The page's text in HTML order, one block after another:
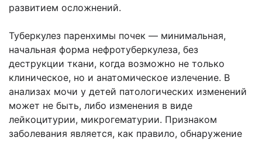
развитием осложнений.
Туберкулез паренхимы почек — минимальная,
начальная форма нефротуберкулеза, без
деструкции ткани, когда возможно не только
клиническое, но и анатомическое излечение. В
анализах мочи у детей патологических изменений
может не быть, либо изменения в виде
лейкоцитурии, микрогематурии. Признаком
заболевания является, как правило, обнаружение